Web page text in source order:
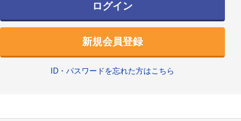
ログイン
新規会員登録
ID・パスワードを忘れた方はこちら